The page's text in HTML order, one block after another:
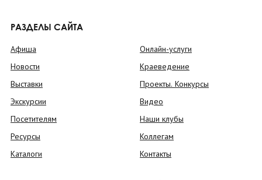
РАЗДЕЛЫ САЙТА
Афиша
Новости
Выставки
Экскурсии
Посетителям
Ресурсы
Каталоги
Онлайн-услуги
Краеведение
Проекты. Конкурсы
Видео
Наши клубы
Коллегам
Контакты